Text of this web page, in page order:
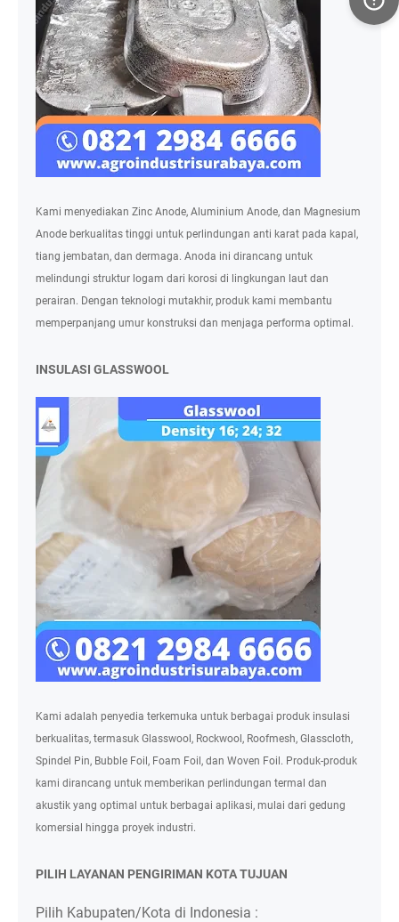
Kami menyediakan Zinc Anode, Aluminium Anode, dan Magnesium
Anode berkualitas tinggi untuk perlindungan anti karat pada kapal,
tiang jembatan, dan dermaga. Anoda ini dirancang untuk
melindungi struktur logam dari korosi di lingkungan laut dan
perairan. Dengan teknologi mutakhir, produk kami membantu
memperpanjang umur konstruksi dan menjaga performa optimal.
INSULASI GLASSWOOL
Kami adalah penyedia terkemuka untuk berbagai produk insulasi
berkualitas, termasuk Glasswool, Rockwool, Roofmesh, Glasscloth,
Spindel Pin, Bubble Foil, Foam Foil, dan Woven Foil. Produk-produk
kami dirancang untuk memberikan perlindungan termal dan
akustik yang optimal untuk berbagai aplikasi, mulai dari gedung
komersial hingga proyek industri.
PILIH LAYANAN PENGIRIMAN KOTA TUJUAN
Pilih Kabupaten/Kota di Indonesia :